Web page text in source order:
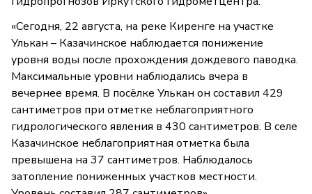
«Сегодня, 22 августа, на реке Киренге на участке
Улькан – Казачинское наблюдается понижение
уровня воды после прохождения дождевого паводка.
Максимальные уровни наблюдались вчера в
вечернее время. В посёлке Улькан он составил 429
сантиметров при отметке неблагоприятного
гидрологического явления в 430 сантиметров. В селе
Казачинское неблагоприятная отметка была
превышена на 37 сантиметров. Наблюдалось
затопление пониженных участков местности.